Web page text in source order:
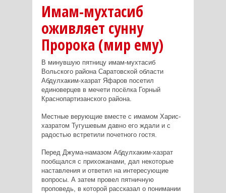
Имам-мухтасиб
оживляет cунну
Пророка (мир ему)
В минувшую пятницу имам-мухтасиб
Вольского района Саратовской области
Абдулхаким-хазрат Яфаров посетил
единоверцев в мечети посёлка Горный
Краснопартизанского района.
Местные верующие вместе с имамом Харис-
хазратом Тугушевым давно его ждали и с
радостью встретили почетного гостя.
Перед Джума-намазом Абдулхаким-хазрат
пообщался с прихожанами, дал некоторые
наставления и ответил на интересующие
вопросы. А затем провел пятничную
проповедь, в которой рассказал о понимании